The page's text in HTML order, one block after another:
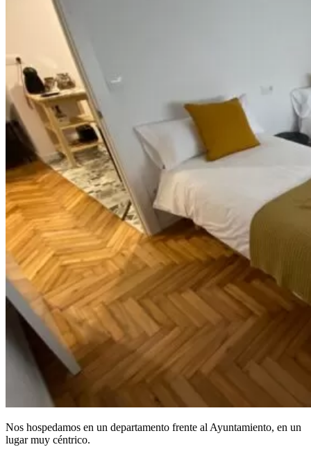
Nos hospedamos en un departamento frente al Ayuntamiento, en un
lugar muy céntrico.